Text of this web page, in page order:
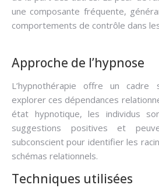
une composante fréquente,
comportements de contrôle dans
Approche de l’hypnose
L’hypnothérapie offre un
explorer ces dépendances
état hypnotique, les individus
suggestions positives et
subconscient pour identifier les
schémas relationnels.
Techniques utilisées